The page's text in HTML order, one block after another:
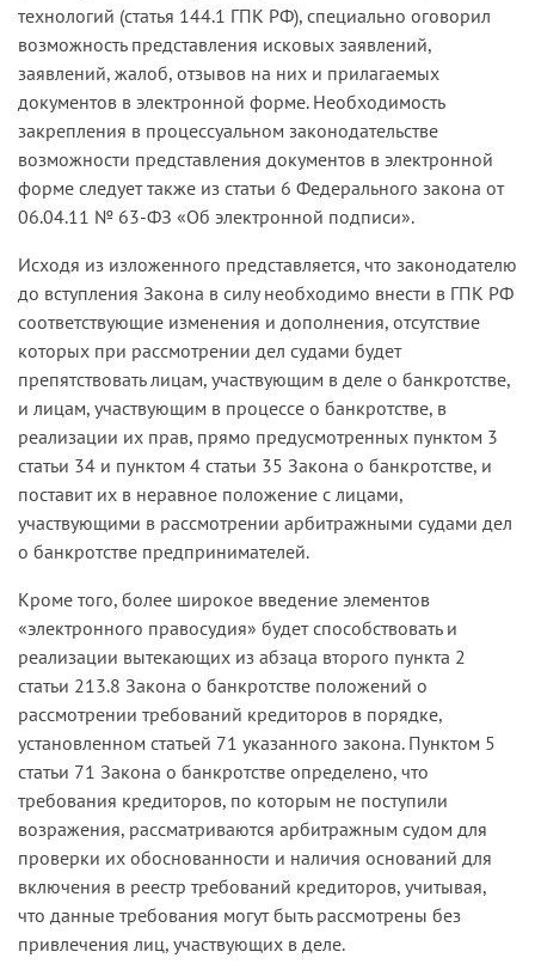
технологий (статья 144.1 ГПК РФ), специально оговорил
возможность представления исковых заявлений,
заявлений, жалоб, отзывов на них и прилагаемых
документов в электронной форме. Необходимость
закрепления в процессуальном законодательстве
возможности представления документов в электронной
форме следует также из статьи 6 Федерального закона от
06.04.11 № 63-ФЗ «Об электронной подписи».
Исходя из изложенного представляется, что законодателю
до вступления Закона в силу необходимо внести в ГПК РФ
соответствующие изменения и дополнения, отсутствие
которых при рассмотрении дел судами будет
препятствовать лицам, участвующим в деле о банкротстве,
и лицам, участвующим в процессе о банкротстве, в
реализации их прав, прямо предусмотренных пунктом 3
статьи 34 и пунктом 4 статьи 35 Закона о банкротстве, и
поставит их в неравное положение с лицами,
участвующими в рассмотрении арбитражными судами дел
о банкротстве предпринимателей.
Кроме того, более широкое введение элементов
«электронного правосудия» будет способствовать и
реализации вытекающих из абзаца второго пункта 2
статьи 213.8 Закона о банкротстве положений о
рассмотрении требований кредиторов в порядке,
установленном статьей 71 указанного закона. Пунктом 5
статьи 71 Закона о банкротстве определено, что
требования кредиторов, по которым не поступили
возражения, рассматриваются арбитражным судом для
проверки их обоснованности и наличия оснований для
включения в реестр требований кредиторов, учитывая,
что данные требования могут быть рассмотрены без
привлечения лиц, участвующих в деле.